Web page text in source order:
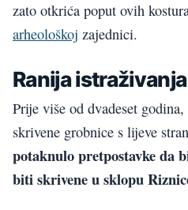
zato otkrića poput ovih
arheološkoj zajednici.
Ranija
Prije više od dvadeset
skrivene grobnice s lijeve
potaknulo pretpostavke da
biti skrivene u sklopu